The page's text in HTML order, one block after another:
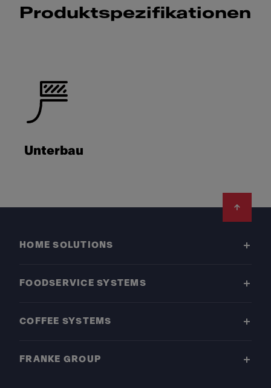
Produktspezifikationen
Unterbau
HOME SOLUTIONS
FOODSERVICE SYSTEMS
COFFEE SYSTEMS
FRANKE GROUP